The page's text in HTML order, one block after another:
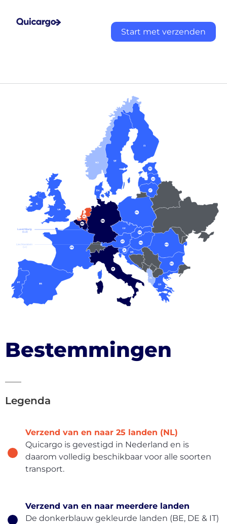
Start met verzenden
Luxemburg
(LU)
Liechtenstein
(LI)
Bestemmingen
Legenda
Verzend van en naar 25 landen (NL)
Quicargo is gevestigd in Nederland en is
daarom volledig beschikbaar voor alle soorten
transport.
Verzend van en naar meerdere landen
De donkerblauw gekleurde landen (BE, DE & IT)